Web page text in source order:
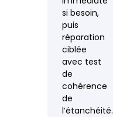
si besoin,
puis
réparation
ciblée
avec test
de
cohérence
de
l’étanchéité.